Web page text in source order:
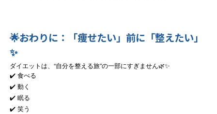
🌟おわりに：「痩せたい」前に「整えたい」
✨
ダイエットは、“自分を整える旅”の一部にすぎません🌿✨
✔️ 食べる
✔️ 動く
✔️ 眠る
✔️ 笑う